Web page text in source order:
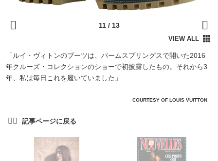
「ルイ・ヴィトンのブーツは、パームスプリングスで開いた2016
年クルーズ・コレクションのショーで初披露したもの。それから3
年、私は毎日これを履いていました」
COURTESY OF LOUIS VUITTON